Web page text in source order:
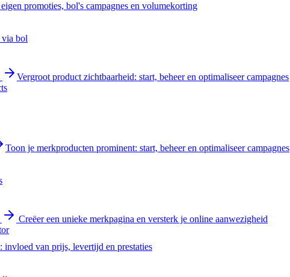
promoties, bol's campagnes en volumekorting
via bol
Vergroot product zichtbaarheid: start, beheer en optimaliseer campagnes
Toon je merkproducten prominent: start, beheer en optimaliseer campagnes
Creëer een unieke merkpagina en versterk je online aanwezigheid
invloed van prijs, levertijd en prestaties